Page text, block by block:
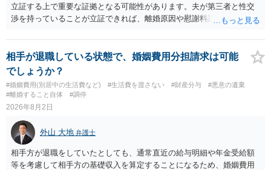
立証する上で重要な証拠となる可能性があります。夫が第三者と性交
渉を持っていることが立証できれば、離婚原因や慰謝料請求を検討す
性的関係を継続しているのであれば、その期間や回数が分かる資料は
できるだけ保存しておくことをお勧めいたします。 他方、「夫に不貞
がある＝財産分与でも多くもらえる」「当然に親権を取得できる」と
いう関係にはありません。まず、財産分与は、基本的には夫婦が婚姻
中に形成した財産を清算する制度ですので、不貞行為の有無とは別
に、預貯金、不動産、保険、退職金等の資料を確保しておくことが重
「どのような形がお子様の利益になるか」という観点です。そのた
め、未就学のお子様について貴方が主として養育しているのであれ
ば、保育園等への送迎、食事・入浴・寝かしつけ等の日常的な育児、
通院や予防接種への対応、保育園との連絡、夫婦それぞれの勤務状
相手が退職している状態で、婚姻費用分担請求は可能
でしょうか？
#婚姻費用(別居中の生活費など) #生活費を渡さない #財産分与
#悪意の遺棄
#離婚すること自体
#調停
2026年8月2日
外山 大地 弁護士
相手方が退職をしていたとしても、通常直近の給与明細や年金受給額
等を考慮して相手方の基礎収入を算定することになるため、婚姻費用